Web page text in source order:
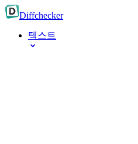
Diffchecker
텍스트